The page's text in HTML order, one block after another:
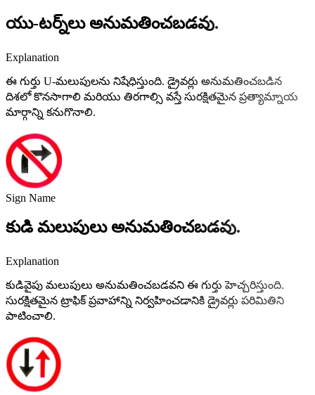
యు-టర్న్‌లు అనుమతించబడవు.
Explanation
ఈ గుర్తు U-మలుపులను నిషేధిస్తుంది. డ్రైవర్లు అనుమతించబడిన
దిశలో కొనసాగాలి మరియు తిరగాల్సి వస్తే సురక్షితమైన ప్రత్యామ్నాయ
మార్గాన్ని కనుగొనాలి.
Sign Name
కుడి మలుపులు అనుమతించబడవు.
Explanation
కుడివైపు మలుపులు అనుమతించబడవని ఈ గుర్తు హెచ్చరిస్తుంది.
సురక్షితమైన ట్రాఫిక్ ప్రవాహాన్ని నిర్వహించడానికి డ్రైవర్లు పరిమితిని
పాటించాలి.